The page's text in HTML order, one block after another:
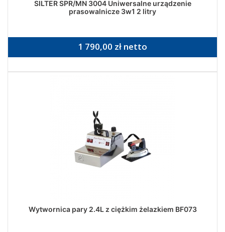
SILTER SPR/MN 3004 Uniwersalne urządzenie
prasowalnicze 3w1 2 litry
1 790,00 zł netto
Wytwornica pary 2.4L z ciężkim żelazkiem BF073